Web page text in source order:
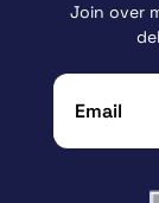
Join over